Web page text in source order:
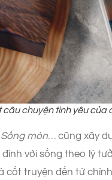
chuyện tình yêu của
Sống mòn… cũng xây
với sống theo lý
cốt truyện đến từ